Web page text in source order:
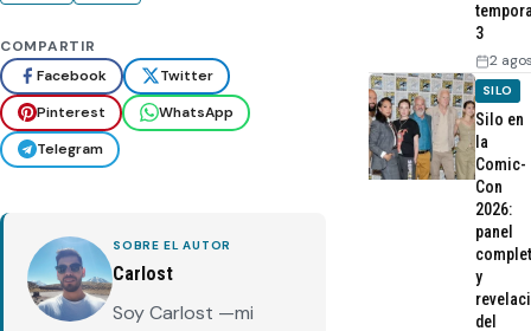
COMPARTIR
Facebook
Twitter
Pinterest
WhatsApp
Telegram
SOBRE EL AUTOR
Carlost
Soy Carlost —mi
3
2
SILO
Silo en
la
Comic-
Con
2026:
panel
y
del